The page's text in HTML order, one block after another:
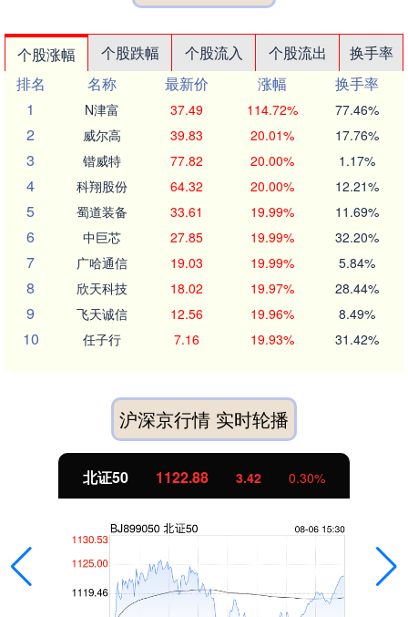
个股涨幅 个股跌幅 个股流入 个股流出
换手率
排名
名称 最新价 涨幅
换手率
1
N津富 37.49 114.72% 77.46%
2 威尔高 39.83 20.01% 17.76%
3 锴威特 77.82 20.00% 1.17%
4 科翔股份 64.32 20.00% 12.21%
5 蜀道装备 33.61 19.99% 11.69%
6 中巨芯 27.85 19.99% 32.20%
7 广哈通信 19.03 19.99% 5.84%
8 欣天科技 18.02 19.97% 28.44%
9 飞天诚信 12.56 19.96% 8.49%
10 任子行 7.16 19.93% 31.42%
沪深京行情 实时轮播
北证50 1122.88 3.42 0.30%